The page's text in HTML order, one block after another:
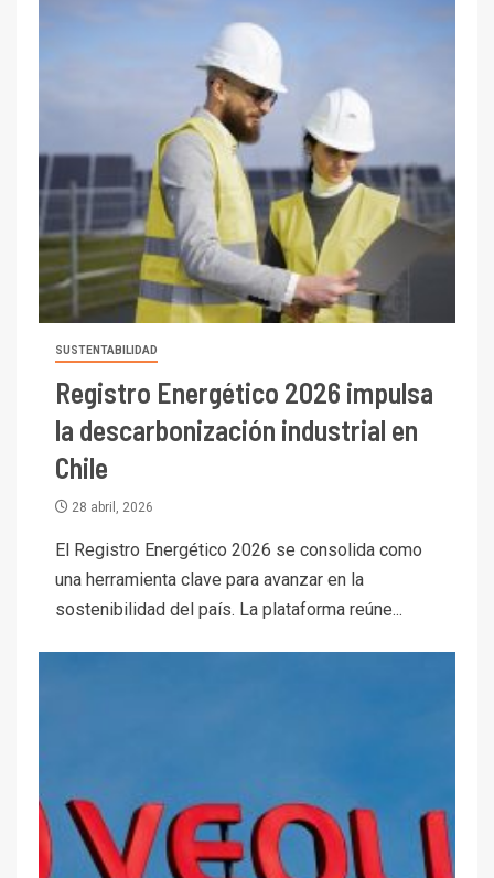
SUSTENTABILIDAD
Registro Energético 2026 impulsa
la descarbonización industrial en
Chile
28 abril, 2026
El Registro Energético 2026 se consolida como
una herramienta clave para avanzar en la
sostenibilidad del país. La plataforma reúne...